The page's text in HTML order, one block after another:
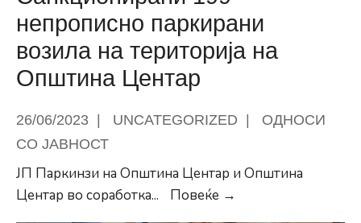
од
култура
и
програмски
активности
на
фондации
за
непрописно паркирани
возила на територија на
Општина Центар
26/06/2023 | UNCATEGORIZED |
ОДНОСИ
СО ЈАВНОСТ
ЈП Паркинзи на Општина Центар и Општина
Центар во соработка... Повеќе →